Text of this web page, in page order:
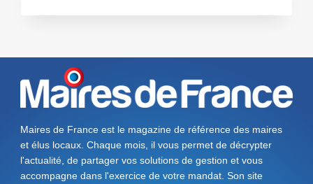
Maires de France est le magazine de référence des maires
et élus locaux. Chaque mois, il vous permet de décrypter
l'actualité, de partager vos solutions de gestion et vous
accompagne dans l'exercice de votre mandat. Son site